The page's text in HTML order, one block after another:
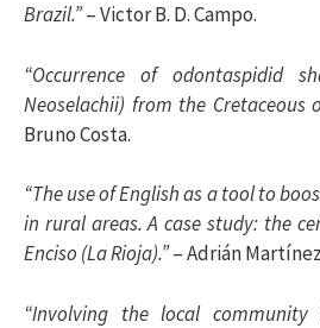
Brazil.”– Victor B. D. Campo.
“Occurrence of odontaspidid
Neoselachii) from the Cretaceous
Bruno Costa.
“The use of English as a tool to
in rural areas. A case study: the
Enciso (La Rioja).”– Adrián
“Involving the local